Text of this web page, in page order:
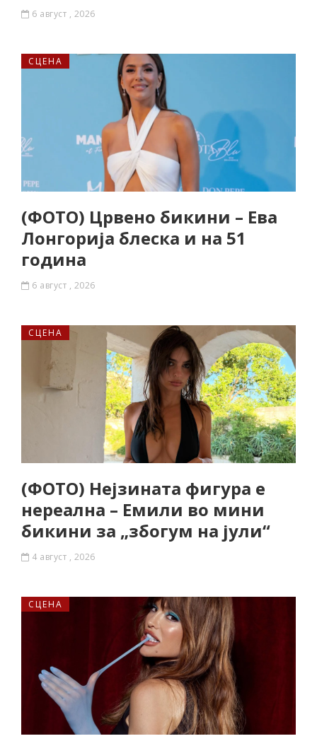
6 август , 2026
СЦЕНА
(ФОТО) Црвено бикини – Ева
Лонгорија блеска и на 51
година
6 август , 2026
СЦЕНА
(ФОТО) Нејзината фигура е
нереална – Емили во мини
бикини за „збогум на јули“
4 август , 2026
СЦЕНА